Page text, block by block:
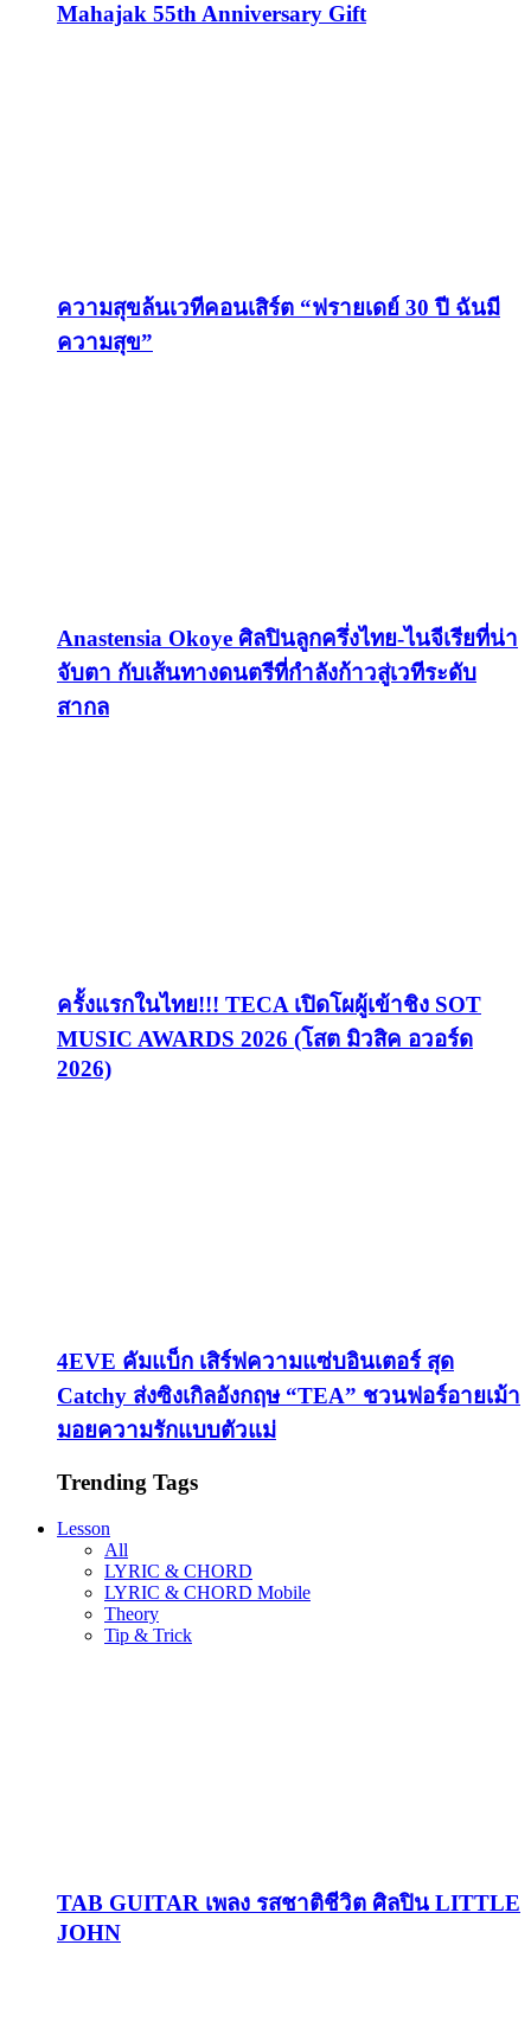
Mahajak 55th Anniversary Gift
ความสุขล้นเวทีคอนเสิร์ต “ฟรายเดย์ 30 ปี ฉันมี
ความสุข”
Anastensia Okoye ศิลปินลูกครึ่งไทย-ไนจีเรียที่น่า
จับตา กับเส้นทางดนตรีที่กำลังก้าวสู่เวทีระดับ
สากล
ครั้งแรกในไทย!!! TECA เปิดโผผู้เข้าชิง SOT
MUSIC AWARDS 2026 (โสต มิวสิค อวอร์ด
2026)
4EVE คัมแบ็ก เสิร์ฟความแซ่บอินเตอร์ สุด
Catchy ส่งซิงเกิลอังกฤษ “TEA” ชวนฟอร์อายเม้า
มอยความรักแบบตัวแม่
Trending Tags
Lesson
All
LYRIC & CHORD
LYRIC & CHORD Mobile
Theory
Tip & Trick
TAB GUITAR เพลง รสชาติชีวิต ศิลปิน LITTLE
JOHN